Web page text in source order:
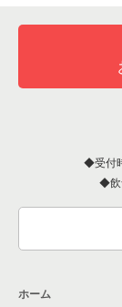
洋食の居抜き
その他の居抜
北区の飲食店
江戸川区の飲
墨田区の飲食
品川区の飲食
東京23区のバ
東京23区の居
東京23区の専
東京23区の和
東京23区の洋
千代田区のバ
千代田区の居
千代田区の和
千代田区の洋
受付
ホーム